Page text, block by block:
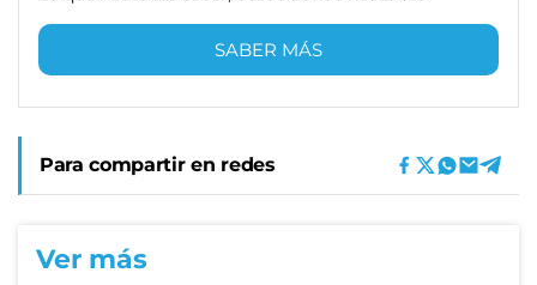
SABER MÁS
Para compartir en redes
Ver más